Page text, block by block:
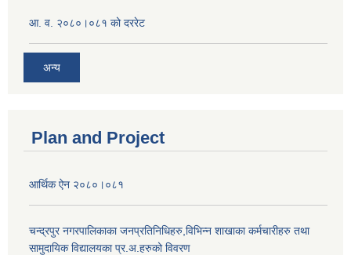
आ. व. २०८०।०८१ को दररेट
अन्य
Plan and Project
आर्थिक ऐन २०८०।०८१
चन्द्रपुर नगरपालिकाका जनप्रतिनिधिहरु,विभिन्न शाखाका कर्मचारीहरु तथा
सामुदायिक विद्यालयका प्र.अ.हरुको विवरण